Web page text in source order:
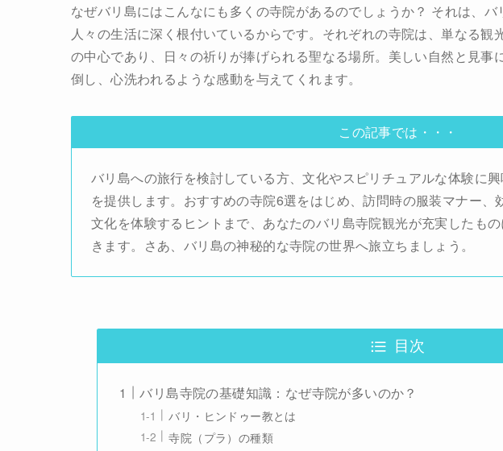
なぜバリ島にはこんなにも多くの寺院があるのでしょうか？ それは、
人々の生活に深く根付いているからです。それぞれの寺院は、単なる観
の中心であり、日々の祈りが捧げられる聖なる場所。美しい自然と見事
倒し、心洗われるような感動を与えてくれます。
この記事では・・・
バリ島への旅行を検討している方、文化やスピリチュアルな体験に
を提供します。おすすめの寺院6選をはじめ、訪問時の服装マナー、
文化を体験するヒントまで、あなたのバリ島寺院観光が充実したも
きます。さあ、バリ島の神秘的な寺院の世界へ旅立ちましょう。
目次
バリ島寺院の基礎知識：なぜ寺院が多いのか？
バリ・ヒンドゥー教とは
寺院（プラ）の種類